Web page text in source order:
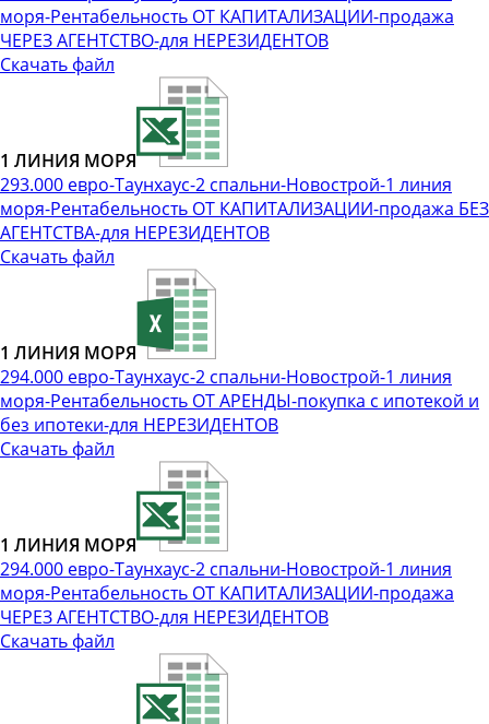
моря-Рентабельность ОТ КАПИТАЛИЗАЦИИ-продажа
ЧЕРЕЗ АГЕНТСТВО-для НЕРЕЗИДЕНТОВ
Скачать файл
1 ЛИНИЯ МОРЯ
293.000 евро-Таунхаус-2 спальни-Новострой-1 линия
моря-Рентабельность ОТ КАПИТАЛИЗАЦИИ-продажа БЕЗ
АГЕНТСТВА-для НЕРЕЗИДЕНТОВ
Скачать файл
1 ЛИНИЯ МОРЯ
294.000 евро-Таунхаус-2 спальни-Новострой-1 линия
моря-Рентабельность ОТ АРЕНДЫ-покупка с ипотекой и
без ипотеки-для НЕРЕЗИДЕНТОВ
Скачать файл
1 ЛИНИЯ МОРЯ
294.000 евро-Таунхаус-2 спальни-Новострой-1 линия
моря-Рентабельность ОТ КАПИТАЛИЗАЦИИ-продажа
ЧЕРЕЗ АГЕНТСТВО-для НЕРЕЗИДЕНТОВ
Скачать файл